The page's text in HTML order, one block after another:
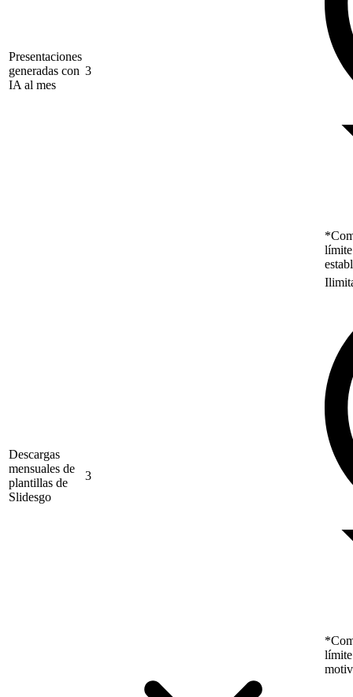
Presentaciones
generadas con
IA al mes
3
Descargas
mensuales de
plantillas de
Slidesgo
3
límite